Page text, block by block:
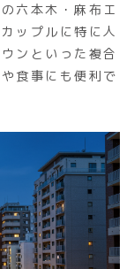
六本木・麻布エ
ップルに特に人
ンといった複合
食事にも便利で